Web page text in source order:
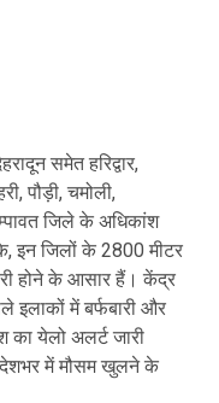
समेत हरिद्वार,
पौड़ी, चमोली,
जिले के अधिकांश
इन जिलों के 2800 मीटर
होने के आसार हैं। केंद्र
में बर्फबारी और
का येलो अलर्ट जारी
में मौसम खुलने के